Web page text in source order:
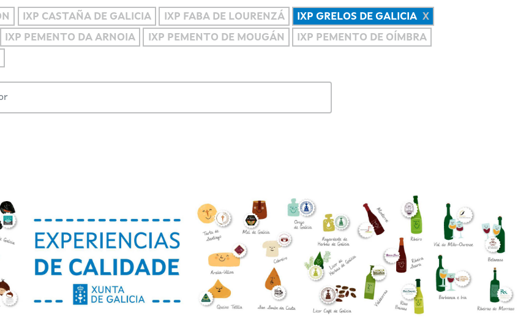
IXP CASTAÑA DE GALICIA IXP FABA DE LOURENZÁ
IXP GRELOS DE GALICIA
IXP PEMENTO DA ARNOIA IXP PEMENTO DE MOUGÁN
IXP PEMENTO DE OÍMBRA